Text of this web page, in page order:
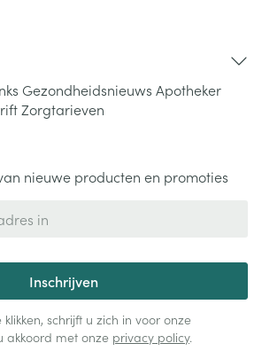
Gezondheidsnieuws Apotheker
Zorgtarieven
nieuwe producten en promoties
Inschrijven
schrijft u zich in voor onze
akkoord met onze privacy policy.